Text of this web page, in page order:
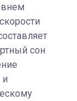
сон
и